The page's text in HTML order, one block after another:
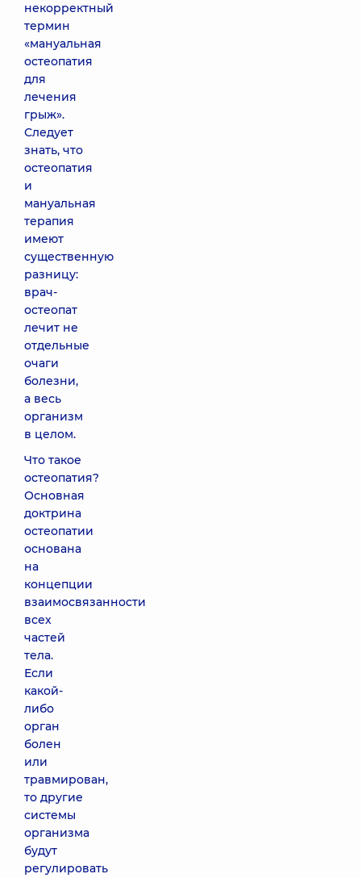
некорректный
термин
«мануальная
остеопатия
для
лечения
грыж».
Следует
знать, что
остеопатия
и
мануальная
терапия
имеют
существенную
разницу:
врач-
остеопат
лечит не
отдельные
очаги
болезни,
а весь
организм
в целом.
Что такое
остеопатия?
Основная
доктрина
остеопатии
основана
на
концепции
взаимосвязанности
всех
частей
тела.
Если
какой-
либо
орган
болен
или
травмирован,
то другие
системы
организма
будут
регулировать